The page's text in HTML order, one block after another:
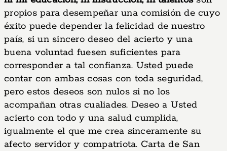
propios para desempeñar una comisión de cuyo
éxito puede depender la felicidad de nuestro
país, si un sincero deseo del acierto y una
buena voluntad fuesen suficientes para
corresponder a tal confianza. Usted puede
contar con ambas cosas con toda seguridad,
pero estos deseos son nulos si no los
acompañan otras cualiades. Deseo a Usted
acierto con todo y una salud cumplida,
igualmente el que me crea sinceramente su
afecto servidor y compatriota. Carta de San